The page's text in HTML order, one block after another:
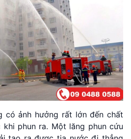
có ảnh hưởng rất lớn đến chất
phun ra. Một lăng phun cứu